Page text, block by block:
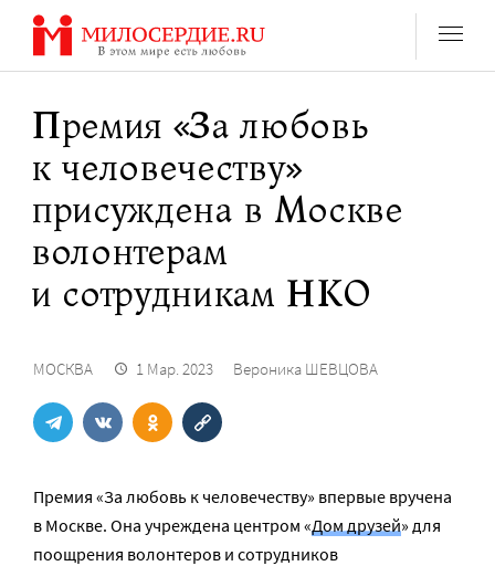
Перейти
содержанию
Премия «За любовь
к человечеству»
присуждена в Москве
волонтерам
и сотрудникам НКО
МОСКВА 1 Мар. 2023 Вероника ШЕВЦОВА
Премия «За любовь к человечеству» впервые вручена
в Москве. Она учреждена центром «Дом друзей» для
поощрения волонтеров и сотрудников